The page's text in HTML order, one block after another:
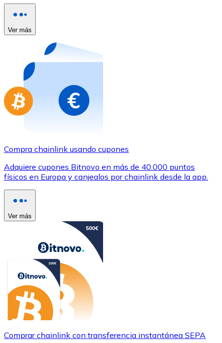
Nuevo
Compra tarjetas regalo de tus marcas favoritas con
Ir a la tienda de tarjetas regalo
Ver más
Compra chainlink usando cupones
Adquiere cupones Bitnovo en más de 40.000 puntos
físicos en Europa y canjealos por chainlink desde la app.
Ver más
Comprar chainlink con transferencia instantánea SEPA